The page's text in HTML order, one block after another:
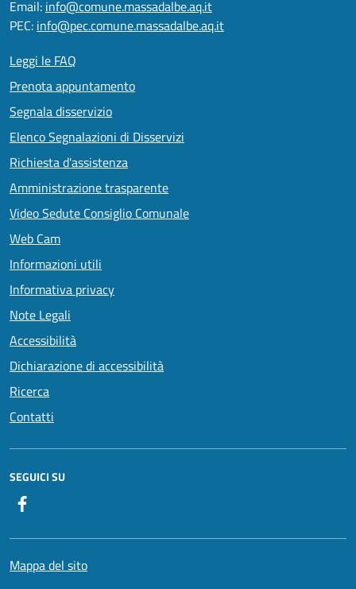
Email: info@comune.massadalbe.aq.it
PEC: info@pec.comune.massadalbe.aq.it
Leggi le FAQ
Prenota appuntamento
Segnala disservizio
Elenco Segnalazioni di Disservizi
Richiesta d'assistenza
Amministrazione trasparente
Video Sedute Consiglio Comunale
Web Cam
Informazioni utili
Informativa privacy
Note Legali
Accessibilità
Dichiarazione di accessibilità
Ricerca
Contatti
SEGUICI SU
Mappa del sito